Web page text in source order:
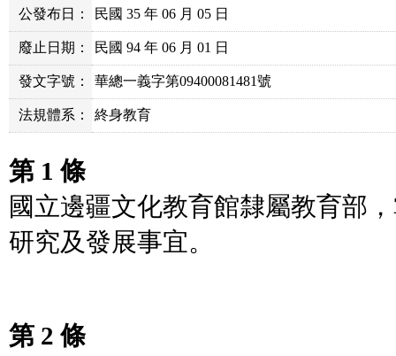
公發布日： 民國 35 年 06 月 05 日
廢止日期： 民國 94 年 06 月 01 日
發文字號： 華總一義字第09400081481號
法規體系： 終身教育
第 1 條
國立邊疆文化教育館隸屬教育部
研究及發展事宜。
第 2 條